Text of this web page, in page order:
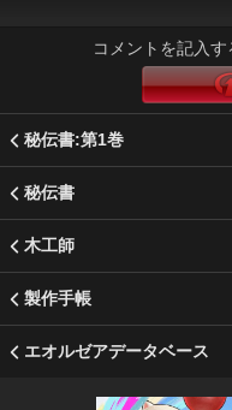
コメントを記入す
秘伝書:第1巻
秘伝書
木工師
製作手帳
エオルゼアデータベース